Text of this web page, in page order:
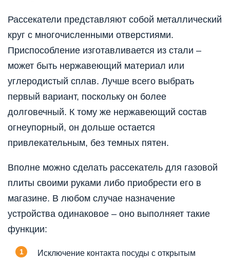
Рассекатели представляют собой металлический
круг с многочисленными отверстиями.
Приспособление изготавливается из стали –
может быть нержавеющий материал или
углеродистый сплав. Лучше всего выбрать
первый вариант, поскольку он более
долговечный. К тому же нержавеющий состав
огнеупорный, он дольше остается
привлекательным, без темных пятен.
Вполне можно сделать рассекатель для газовой
плиты своими руками либо приобрести его в
магазине. В любом случае назначение
устройства одинаковое – оно выполняет такие
функции:
Исключение контакта посуды с открытым